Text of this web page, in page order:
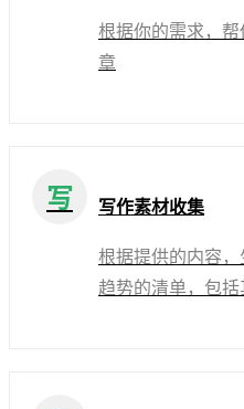
根据你的需求，
章
写 写作素材收集
根据提供的内容
趋势的清单，包括